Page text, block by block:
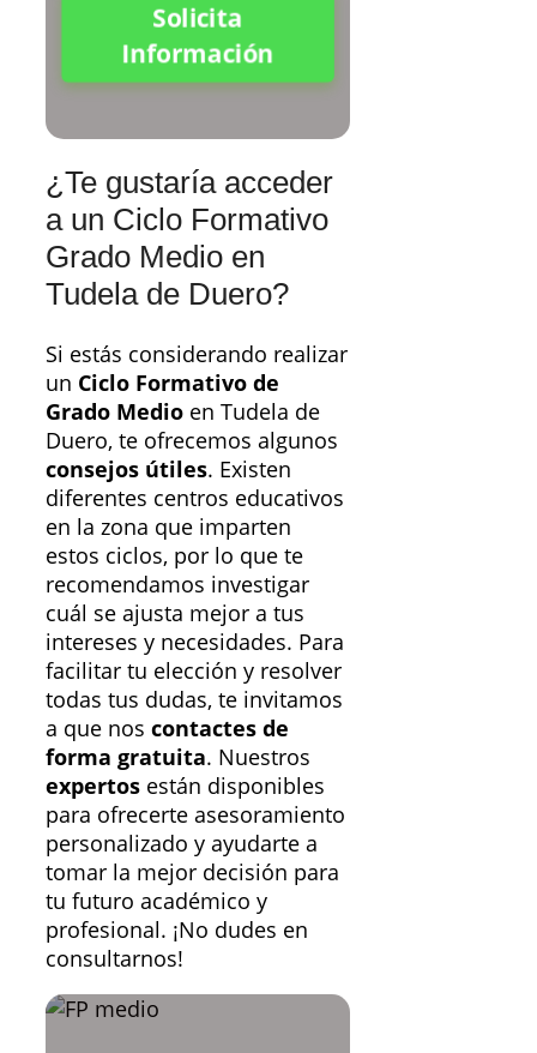
Solicita
Información
¿Te gustaría acceder
a un Ciclo Formativo
Grado Medio en
Tudela de Duero?
Si estás considerando realizar
un Ciclo Formativo de
Grado Medio en Tudela de
Duero, te ofrecemos algunos
consejos útiles. Existen
diferentes centros educativos
en la zona que imparten
estos ciclos, por lo que te
recomendamos investigar
cuál se ajusta mejor a tus
intereses y necesidades. Para
facilitar tu elección y resolver
todas tus dudas, te invitamos
a que nos contactes de
forma gratuita. Nuestros
expertos están disponibles
para ofrecerte asesoramiento
personalizado y ayudarte a
tomar la mejor decisión para
tu futuro académico y
profesional. ¡No dudes en
consultarnos!